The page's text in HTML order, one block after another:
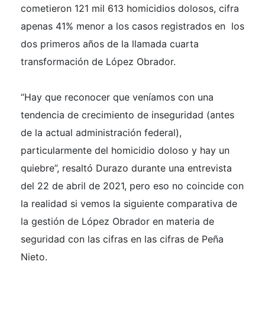
cometieron 121 mil 613 homicidios dolosos, cifra
apenas 41% menor a los casos registrados en los
dos primeros años de la llamada cuarta
transformación de López Obrador.
“Hay que reconocer que veníamos con una
tendencia de crecimiento de inseguridad (antes
de la actual administración federal),
particularmente del homicidio doloso y hay un
quiebre”, resaltó Durazo durante una entrevista
del 22 de abril de 2021, pero eso no coincide con
la realidad si vemos la siguiente comparativa de
la gestión de López Obrador en materia de
seguridad con las cifras en las cifras de Peña
Nieto.